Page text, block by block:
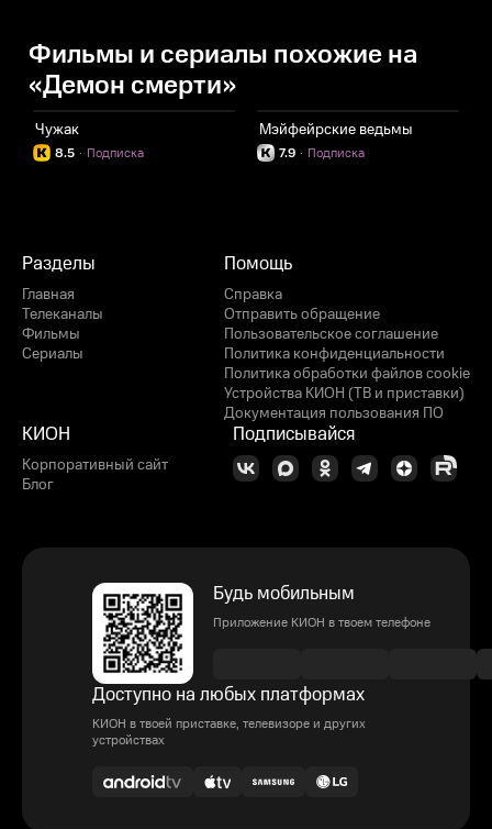
Фильмы и сериалы похожие на
«Демон смерти»
Чужак
8.5 Подписка
·
Мэйфейрские ведьмы
7.9 Подписка
·
Разделы
Главная
Телеканалы
Фильмы
Сериалы
Помощь
Справка
Отправить обращение
Пользовательское соглашение
Политика конфиденциальности
Политика обработки файлов cookie
Устройства КИОН (ТВ и приставки)
Документация пользования ПО
КИОН
Корпоративный сайт
Блог
Подписывайся
Будь мобильным
Приложение КИОН в твоем телефоне
Доступно на любых платформах
КИОН в твоей приставке, телевизоре и других
устройствах